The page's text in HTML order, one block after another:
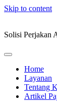
Skip to content
Solisi Perjakan
Home
Layanan
Tentang
Artikel